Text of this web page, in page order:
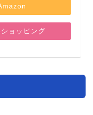
ョッピング